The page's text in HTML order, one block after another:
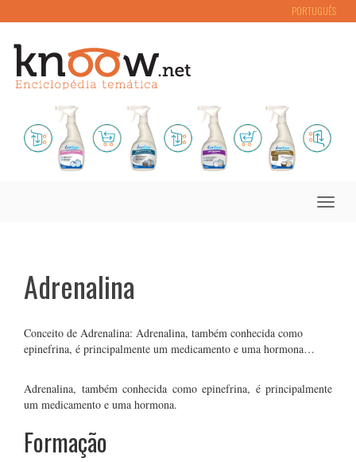
PORTUGUÊS
Toggle
Adrenalina
Conceito de Adrenalina: Adrenalina, também conhecida como
epinefrina, é principalmente um medicamento e uma hormona…
Adrenalina, também conhecida como epinefrina, é principalmente
um medicamento e uma hormona.
Formação